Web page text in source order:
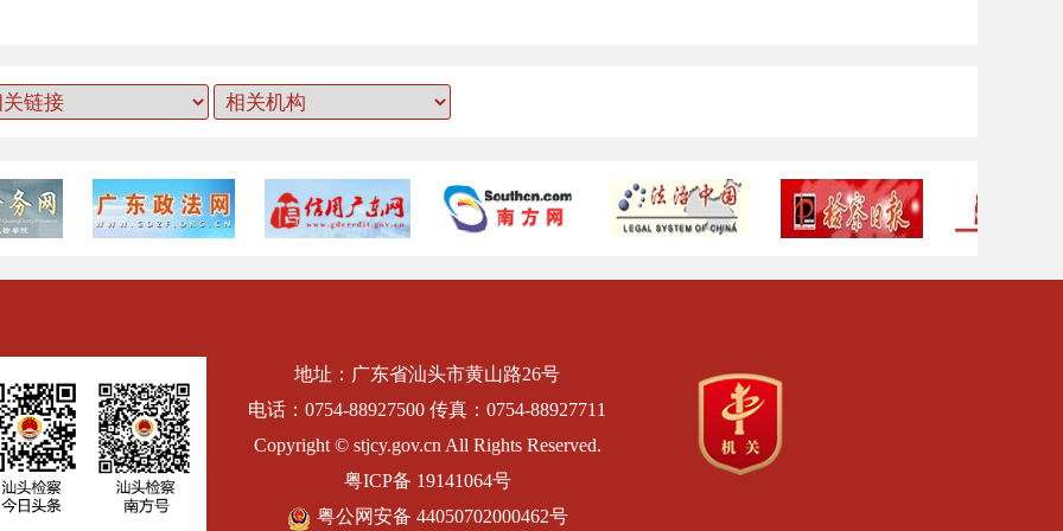
地址：广东省汕头市黄山路26号
电话：0754-88927500 传真：0754-88927711
Copyright © stjcy.gov.cn All Rights Reserved.
粤ICP备 19141064号
粤公网安备 44050702000462号